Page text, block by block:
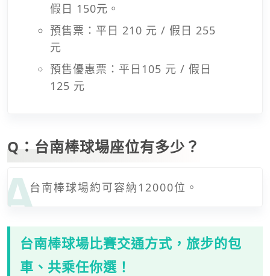
假日 150元。
預售票：平日 210 元 / 假日 255
元
預售優惠票：平日105 元 / 假日
125 元
Q：台南棒球場座位有多少？
台南棒球場約可容納12000位。
台南棒球場比賽交通方式，旅步的包
車、共乘任你選！